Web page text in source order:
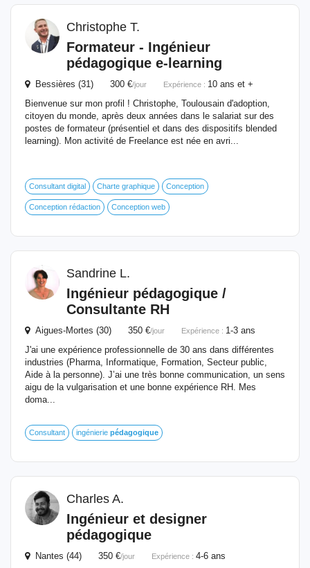
Christophe T.
Formateur - Ingénieur
pédagogique e-learning
Bessières (31) 300 €/jour Expérience : 10 ans et +
Bienvenue sur mon profil ! Christophe, Toulousain d'adoption,
citoyen du monde, après deux années dans le salariat sur des
postes de formateur (présentiel et dans des dispositifs blended
learning). Mon activité de Freelance est née en avri...
Consultant digital Charte graphique Conception
Conception rédaction Conception web
Sandrine L.
Ingénieur pédagogique /
Consultante RH
Aigues-Mortes (30) 350 €/jour Expérience : 1-3 ans
J'ai une expérience professionnelle de 30 ans dans différentes
industries (Pharma, Informatique, Formation, Secteur public,
Aide à la personne). J’ai une très bonne communication, un sens
aigu de la vulgarisation et une bonne expérience RH. Mes
doma...
Consultant ingénierie pédagogique
Charles A.
Ingénieur et designer
pédagogique
Nantes (44) 350 €/jour Expérience : 4-6 ans